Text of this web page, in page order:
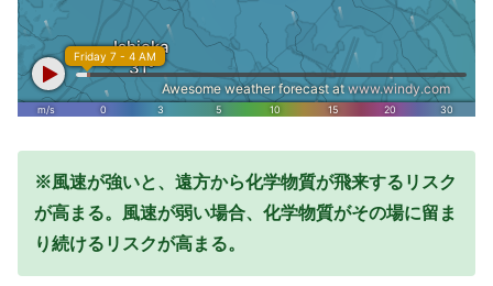
※風速が強いと、遠方から化学物質が飛来するリスク
が高まる。風速が弱い場合、化学物質がその場に留ま
り続けるリスクが高まる。